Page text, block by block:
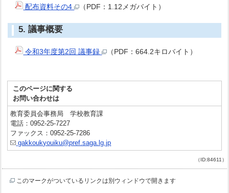
配布資料その4
（PDF：1.12メガバイト）
5. 議事概要
令和3年度第2回 議事録 （PDF：664.2キロバイト）
このページに関する
お問い合わせは
教育委員会事務局 学校教育課
電話：0952-25-7227
ファックス：0952-25-7286
gakkoukyouiku@pref.saga.lg.jp
（ID:84611）
このマークがついているリンクは別ウィンドウで開きます